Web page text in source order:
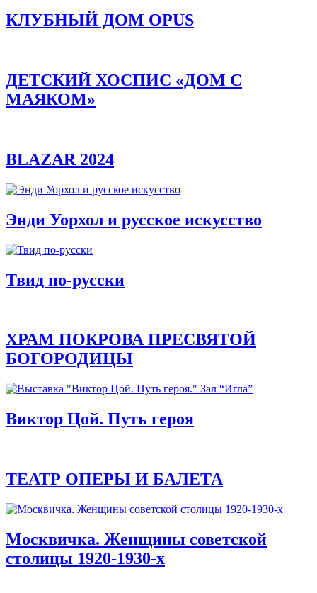
КЛУБНЫЙ ДОМ OPUS
ДЕТСКИЙ ХОСПИС «ДОМ С
МАЯКОМ»
BLAZAR 2024
Энди Уорхол и русское искусство
Твид по-русски
ХРАМ ПОКРОВА ПРЕСВЯТОЙ
БОГОРОДИЦЫ
Виктор Цой. Путь героя
ТЕАТР ОПЕРЫ И БАЛЕТА
Москвичка. Женщины советской
столицы 1920-1930-х